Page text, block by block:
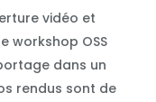
vidéo et
workshop OSS
dans un
rendus sont de